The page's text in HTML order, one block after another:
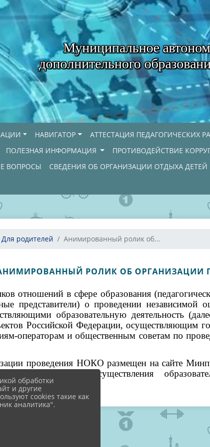
Муниципальное
дополнительного
НАВИГАТОР АТТЕСТАЦИЯ ПЕДАГОГИЧЕСКИХ
ПОЛЕЗНАЯ ИНФОРМАЦИЯ ПРОТИВОДЕЙСТВИЕ
ВОПРОСЫ СВЕДЕНИЯ ОБ ОРГАНИЗАЦИИ ОТДЫХА
Для родителей Анимированный ролик об...
РОЛИК ОБ ОРГАНИЗАЦИИ
отношений в сфере образования
представители) о проведении независимой
образовательную деятельность
Российской Федерации, осуществляющим
операторам и общественным советам по
проведения НОКО размещен на сайте
условий осуществления
обработки
и другие
cookies такие как
аналитика".